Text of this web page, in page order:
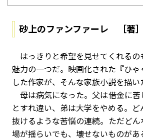
砂上のファンファーレ ［著
はっきりと希望を見せてくれるの
魅力の一つだ。映画化された『ひ
した作家が、そんな家族小説を描い
母は病気になった。父は借金に苦
とすれ違い、弟は大学をやめる。
抜けるような苦悩の連続。ただど
場が揺らいでも、壊せないものが